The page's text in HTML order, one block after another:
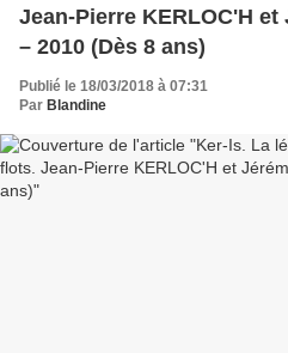
Jean-Pierre KERLOC'H et
– 2010 (Dès 8 ans)
Publié le 18/03/2018 à 07:31
Par Blandine